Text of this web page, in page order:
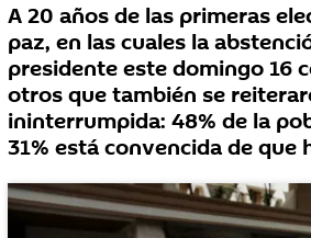
A 20 años de las primeras
paz, en las cuales la
presidente este domingo 16
otros que también se
ininterrumpida: 48% de la
31% está convencida de que